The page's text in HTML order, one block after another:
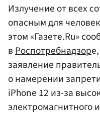
Излучение от всех
опасным для
этом «Газете.Ru»
вРоспотребнадзор
заявление
о намерении
iPhone 12 из-за
электромагнитного